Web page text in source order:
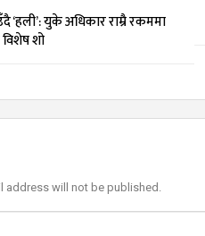
‘हली’: युके अधिकार राम्रै रकममा
विशेष शो
address will not be published.